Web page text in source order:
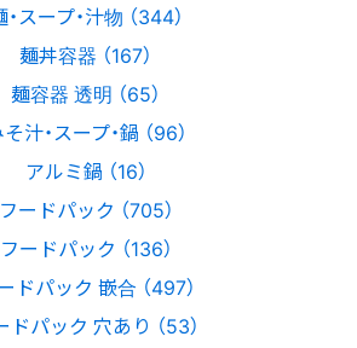
・スープ・汁物 （344）
麺丼容器 （167）
麺容器 透明 （65）
汁・スープ・鍋 （96）
アルミ鍋 （16）
フードパック （705）
フードパック （136）
ドパック 嵌合 （497）
ドパック 穴あり （53）